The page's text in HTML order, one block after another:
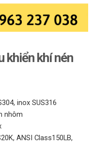
khiển khí nén
inox SUS316
nhôm
ANSI Class150LB,